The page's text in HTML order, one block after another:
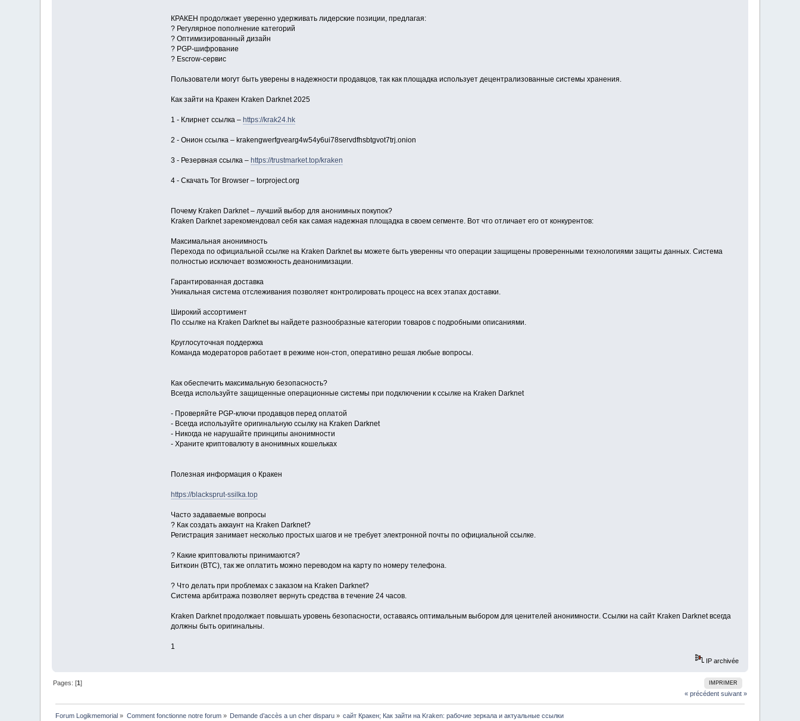
КРАКЕН продолжает уверенно удерживать лидерские позиции, предлагая:
? Регулярное пополнение категорий
? Оптимизированный дизайн
? PGP-шифрование
? Escrow-сервис
Пользователи могут быть уверены в надежности продавцов, так как площадка использует децентрализованные системы хранения.
Как зайти на Кракен Kraken Darknet 2025
1 - Клирнет ссылка – https://krak24.hk
2 - Онион ссылка – krakengwerfgvearg4w54y6ui78servdfhsbtgvot7trj.onion
3 - Резервная ссылка – https://trustmarket.top/kraken
4 - Скачать Tor Browser – torproject.org
Почему Kraken Darknet – лучший выбор для анонимных покупок?
Kraken Darknet зарекомендовал себя как самая надежная площадка в своем сегменте. Вот что отличает его от конкурентов:
Максимальная анонимность
Перехода по официальной ссылке на Kraken Darknet вы можете быть уверенны что операции защищены проверенными технологиями защиты данных. Система
полностью исключает возможность деанонимизации.
Гарантированная доставка
Уникальная система отслеживания позволяет контролировать процесс на всех этапах доставки.
Широкий ассортимент
По ссылке на Kraken Darknet вы найдете разнообразные категории товаров с подробными описаниями.
Круглосуточная поддержка
Команда модераторов работает в режиме нон-стоп, оперативно решая любые вопросы.
Как обеспечить максимальную безопасность?
Всегда используйте защищенные операционные системы при подключении к ссылке на Kraken Darknet
- Проверяйте PGP-ключи продавцов перед оплатой
- Всегда используйте оригинальную ссылку на Kraken Darknet
- Никогда не нарушайте принципы анонимности
- Храните криптовалюту в анонимных кошельках
Полезная информация о Кракен
https://blacksprut-ssilka.top
Часто задаваемые вопросы
? Как создать аккаунт на Kraken Darknet?
Регистрация занимает несколько простых шагов и не требует электронной почты по официальной ссылке.
? Какие криптовалюты принимаются?
Биткоин (BTC), так же оплатить можно переводом на карту по номеру телефона.
? Что делать при проблемах с заказом на Kraken Darknet?
Система арбитража позволяет вернуть средства в течение 24 часов.
Kraken Darknet продолжает повышать уровень безопасности, оставаясь оптимальным выбором для ценителей анонимности. Ссылки на сайт Kraken Darknet всегда
должны быть оригинальны.
1
IP archivée
IMPRIMER
Pages: [1]
« précédent suivant »
Forum Logikmemorial » Comment fonctionne notre forum» Demande d’accès a un cher disparu » сайт Кракен; Как зайти на Kraken: рабочие зеркала и актуальные ссылки